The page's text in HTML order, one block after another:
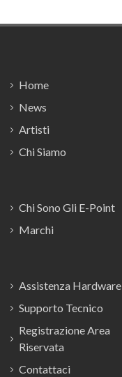
Home
News
Artisti
Chi Siamo
Chi Sono Gli E-Point
Marchi
Assistenza Hardware
Supporto Tecnico
Registrazione Area
Riservata
Contattaci